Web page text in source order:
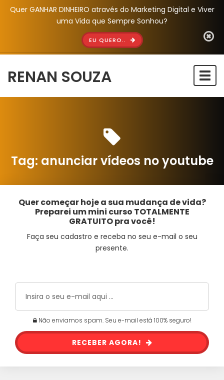
Quer GANHAR DINHEIRO através do Marketing Digital e Viver
uma Vida que Sempre Sonhou?
EU QUERO..
RENAN SOUZA
Tag: anunciar vídeos no youtube
Quer começar hoje a sua mudança de vida?
Preparei um mini curso TOTALMENTE
GRATUITO pra você!
Faça seu cadastro e receba no seu e-mail o seu
presente.
Não enviamos spam. Seu e-mail está 100% seguro!
RECEBER AGORA!